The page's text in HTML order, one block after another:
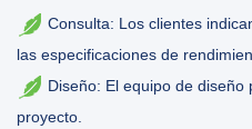
Consulta: Los clientes
las especificaciones de
Diseño: El equipo de
proyecto.